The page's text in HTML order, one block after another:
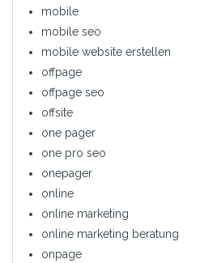
mobile
mobile seo
mobile website erstellen
offpage
offpage seo
offsite
one pager
one pro seo
onepager
online
online marketing
online marketing beratung
onpage